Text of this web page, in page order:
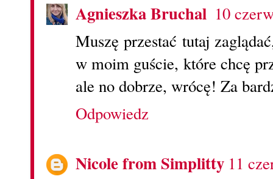
Agnieszka Bruchal 10
Muszę przestać tutaj
w moim guście, które chcę
ale no dobrze, wrócę! Za
Odpowiedz
Nicole from Simplitty 11